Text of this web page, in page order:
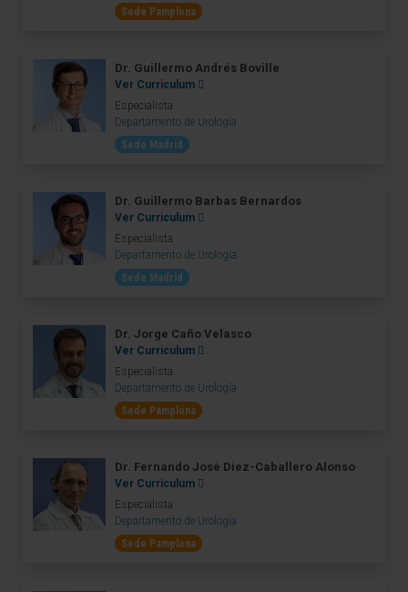
Sede Pamplona
Dr. Guillermo Andrés Boville
Ver Curriculum
Especialista
Departamento de Urología
Sede Madrid
Dr. Guillermo Barbas Bernardos
Ver Curriculum
Especialista
Departamento de Urología
Sede Madrid
Dr. Jorge Caño Velasco
Ver Curriculum
Especialista
Departamento de Urología
Sede Pamplona
Dr. Fernando José Diez-Caballero Alonso
Ver Curriculum
Especialista
Departamento de Urología
Sede Pamplona